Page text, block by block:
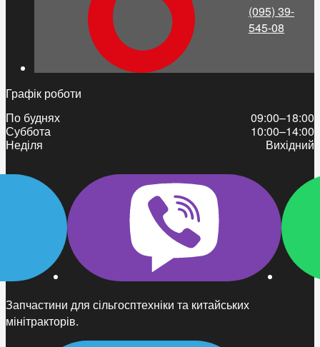
Запчастини для сільгосптехніки та китайських
мінітракторів.
(095) 39-
545-08
Графік роботи
По буднях
09:00–18:00
Суббота
10:00–14:00
Неділя
Вихідний